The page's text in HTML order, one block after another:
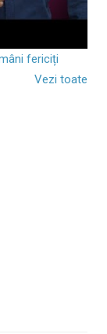
fericiți
Vezi toate